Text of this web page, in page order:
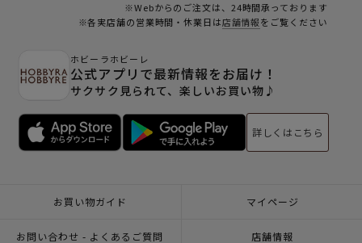
※Webからのご注文は、24時間承っております
※各実店舗の営業時間・休業日は店舗情報をご覧ください
ホビーラホビーレ
公式アプリで最新情報をお届け！
サクサク見られて、楽しいお買い物♪
詳しくはこちら
お買い物ガイド マイページ
お問い合わせ - よくあるご質問 店舗情報